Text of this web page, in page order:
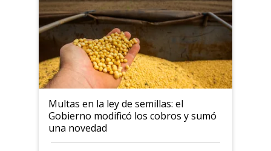
Multas en la ley de semillas: el
Gobierno modificó los cobros y sumó
una novedad